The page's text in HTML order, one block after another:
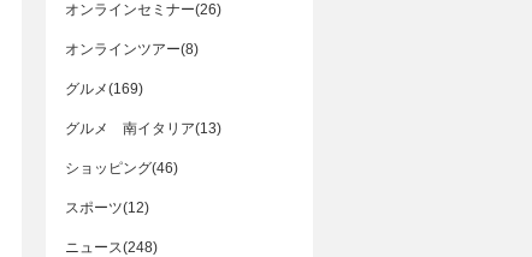
オンラインセミナー(26)
オンラインツアー(8)
グルメ(169)
グルメ 南イタリア(13)
ショッピング(46)
スポーツ(12)
ニュース(248)